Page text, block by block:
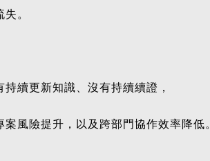
。
續更新知識、沒有持續續證，
風險提升，以及跨部門協作效率降低